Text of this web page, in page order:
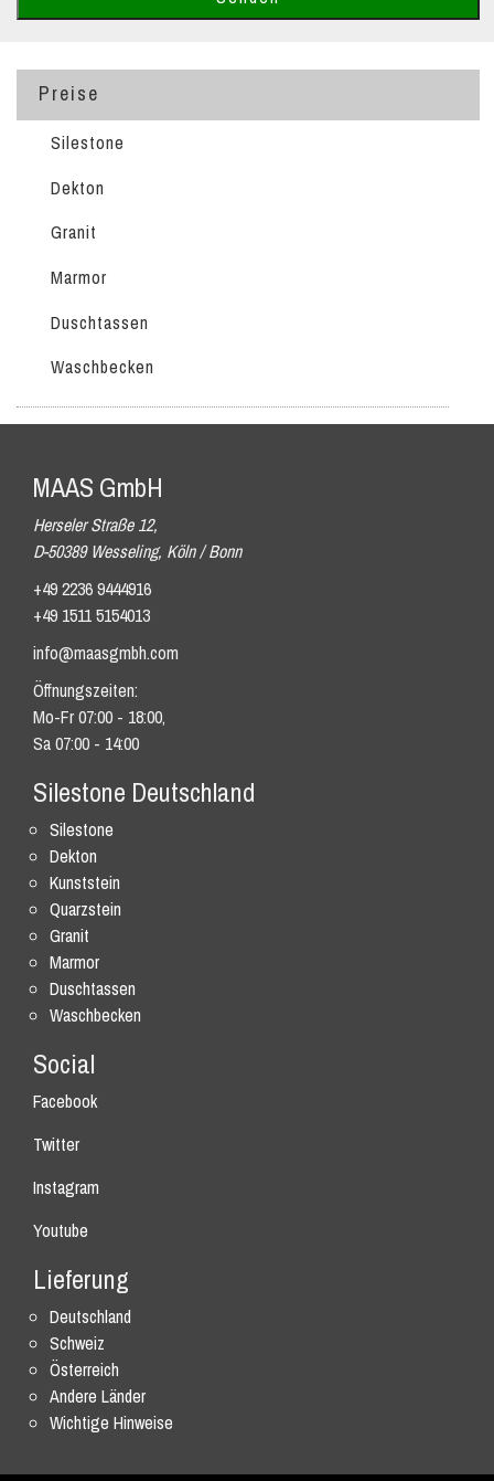
Preise
Silestone
Dekton
Granit
Marmor
Duschtassen
Waschbecken
MAAS GmbH
Herseler Straße 12,
D-50389 Wesseling, Köln / Bonn
+49 2236 9444916
+49 1511 5154013
info@maasgmbh.com
Öffnungszeiten:
Mo-Fr 07:00 - 18:00,
Sa 07:00 - 14:00
Silestone Deutschland
Silestone
Dekton
Kunststein
Quarzstein
Granit
Marmor
Duschtassen
Waschbecken
Social
Facebook
Twitter
Instagram
Youtube
Lieferung
Deutschland
Schweiz
Österreich
Andere Länder
Wichtige Hinweise